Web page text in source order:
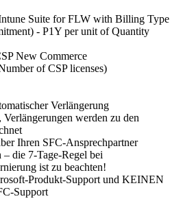
Suite for FLW with Billing Type
- P1Y per unit of Quantity
New Commerce
of CSP licenses)
Verlängerung
werden zu den
Ihren SFC-Ansprechpartner
die 7-Tage-Regel bei
ist zu beachten!
Produkt-Support und KEINEN
Support